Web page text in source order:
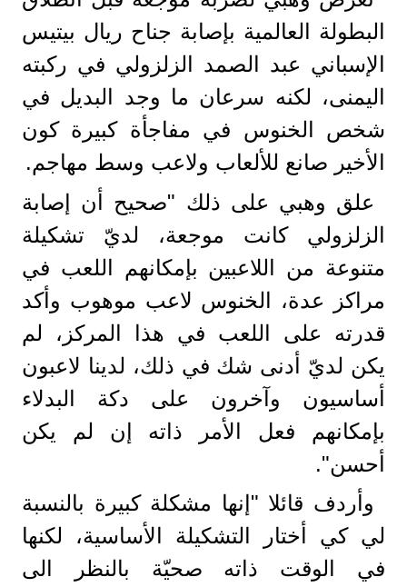
البطولة العالمية بإصابة جناح ريال بيتيس
الإسباني عبد الصمد الزلزولي في ركبته
اليمنى، لكنه سرعان ما وجد البديل في
شخص الخنوس في مفاجأة كبيرة كون
الأخير صانع للألعاب ولاعب وسط مهاجم.
علق وهبي على ذلك "صحيح أن إصابة
الزلزولي كانت موجعة، لديّ تشكيلة
متنوعة من اللاعبين بإمكانهم اللعب في
مراكز عدة، الخنوس لاعب موهوب وأكد
قدرته على اللعب في هذا المركز، لم
يكن لديّ أدنى شك في ذلك، لدينا لاعبون
أساسيون وآخرون على دكة البدلاء
بإمكانهم فعل الأمر ذاته إن لم يكن
أحسن".
وأردف قائلا "إنها مشكلة كبيرة بالنسبة
لي كي أختار التشكيلة الأساسية، لكنها
في الوقت ذاته صحيّة بالنظر الى